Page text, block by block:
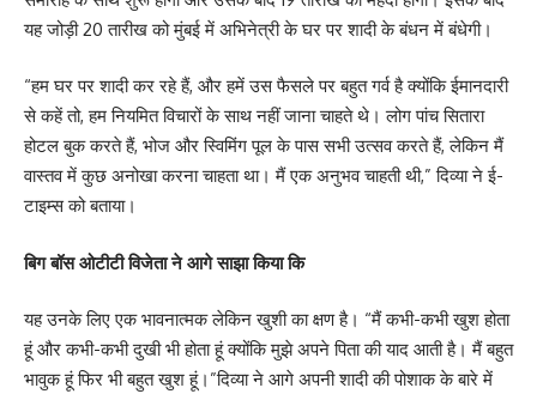
यह जोड़ी 20 तारीख को मुंबई में अभिनेत्री के घर पर शादी के बंधन में बंधेगी।
“हम घर पर शादी कर रहे हैं, और हमें उस फैसले पर बहुत गर्व है क्योंकि ईमानदारी
से कहें तो, हम नियमित विचारों के साथ नहीं जाना चाहते थे। लोग पांच सितारा
होटल बुक करते हैं, भोज और स्विमिंग पूल के पास सभी उत्सव करते हैं, लेकिन मैं
वास्तव में कुछ अनोखा करना चाहता था। मैं एक अनुभव चाहती थी,” दिव्या ने ई-
टाइम्स को बताया।
बिग बॉस ओटीटी विजेता ने आगे साझा किया कि
यह उनके लिए एक भावनात्मक लेकिन खुशी का क्षण है। “मैं कभी-कभी खुश होता
हूं और कभी-कभी दुखी भी होता हूं क्योंकि मुझे अपने पिता की याद आती है। मैं बहुत
भावुक हूं फिर भी बहुत खुश हूं।”दिव्या ने आगे अपनी शादी की पोशाक के बारे में